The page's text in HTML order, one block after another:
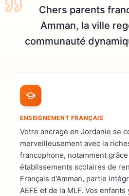
Chers parents
Amman, la ville
communauté
ENSEIGNEMENT FRANÇAIS
Votre ancrage en Jordanie se
merveilleusement avec la
francophone, notamment grâce
établissements scolaires de
Français d'Amman, partie
AEFE et de la MLF. Vos